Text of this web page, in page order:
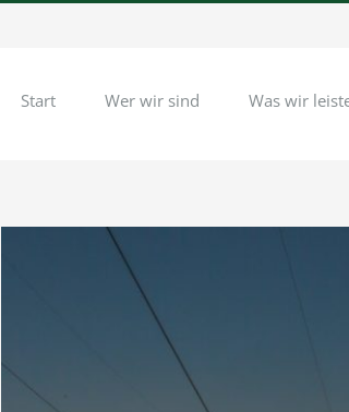
Start Wer wir sind Was wir